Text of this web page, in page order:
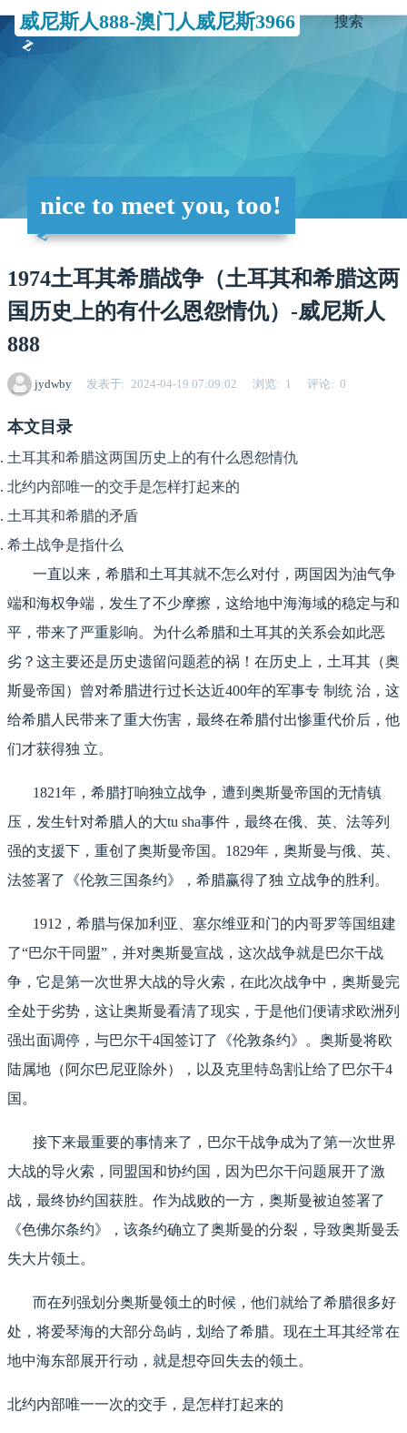
威尼斯人888-澳门人威尼斯3966 搜索
nice to meet you, too!
1974土耳其希腊战争（土耳其和希腊这两
国历史上的有什么恩怨情仇）-威尼斯人
888
jydwby 发表于 2024-04-19 07:09:02 浏览 1 评论 0
本文目录
土耳其和希腊这两国历史上的有什么恩怨情仇
北约内部唯一的交手是怎样打起来的
土耳其和希腊的矛盾
希土战争是指什么
一直以来，希腊和土耳其就不怎么对付，两国因为油气争
端和海权争端，发生了不少摩擦，这给地中海海域的稳定与和
平，带来了严重影响。为什么希腊和土耳其的关系会如此恶
劣？这主要还是历史遗留问题惹的祸！在历史上，土耳其（奥
斯曼帝国）曾对希腊进行过长达近400年的军事专 制统 治，这
给希腊人民带来了重大伤害，最终在希腊付出惨重代价后，他
们才获得独 立。
1821年，希腊打响独立战争，遭到奥斯曼帝国的无情镇
压，发生针对希腊人的大tu sha事件，最终在俄、英、法等列
强的支援下，重创了奥斯曼帝国。1829年，奥斯曼与俄、英、
法签署了《伦敦三国条约》，希腊赢得了独 立战争的胜利。
1912，希腊与保加利亚、塞尔维亚和门的内哥罗等国组建
了“巴尔干同盟”，并对奥斯曼宣战，这次战争就是巴尔干战
争，它是第一次世界大战的导火索，在此次战争中，奥斯曼完
全处于劣势，这让奥斯曼看清了现实，于是他们便请求欧洲列
强出面调停，与巴尔干4国签订了《伦敦条约》。奥斯曼将欧
陆属地（阿尔巴尼亚除外），以及克里特岛割让给了巴尔干4
国。
接下来最重要的事情来了，巴尔干战争成为了第一次世界
大战的导火索，同盟国和协约国，因为巴尔干问题展开了激
战，最终协约国获胜。作为战败的一方，奥斯曼被迫签署了
《色佛尔条约》，该条约确立了奥斯曼的分裂，导致奥斯曼丢
失大片领土。
而在列强划分奥斯曼领土的时候，他们就给了希腊很多好
处，将爱琴海的大部分岛屿，划给了希腊。现在土耳其经常在
地中海东部展开行动，就是想夺回失去的领土。
北约内部唯一一次的交手，是怎样打起来的